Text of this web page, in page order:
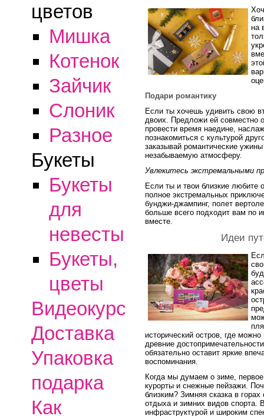
цветов
Мишка
Котенок
Зайчик
Слоник
Разное
Букеты
Букеты
для
невесты
Букеты,
цветы
Видеокурс
Доставка
Упаковка
подарка
Как
на
Подари романтику
Если ты хочешь удивить свою
двоих. Предложи ей совместно
провести время наедине,
познакомиться с культурой
заказывай романтические
незабываемую атмосферу.
Увлекитесь экстремальными
Если ты и твои близкие
полное экстремальных
бунджи-джампинг, полет
больше всего подходит вам по
вместе.
Идеи
исторический остров, где
древние
обязательно оставит яркие
воспоминания.
Когда мы думаем о зиме,
курорты и снежные пейзажи.
близким? Зимняя сказка в
отдыха и зимних видов спорта.
инфраструктурой и широким